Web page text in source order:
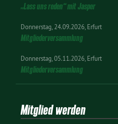
„Lass uns reden“ mit Jasper
Donnerstag 24.09.2026 Erfurt
Mitgliederversammlung
Donnerstag 05.11.2026 Erfurt
Mitgliederversammlung
Mitglied werden